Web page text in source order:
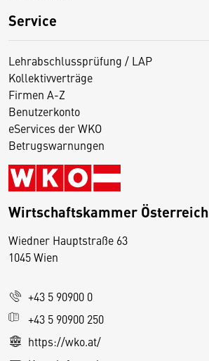
Service
Lehrabschlussprüfung / LAP
Kollektivverträge
Firmen A-Z
Benutzerkonto
eServices der WKO
Betrugswarnungen
Wirtschaftskammer Österreich
Wiedner Hauptstraße 63
1045 Wien
+43 5 90900 0
+43 5 90900 250
https://wko.at/
D
s
e
S
e